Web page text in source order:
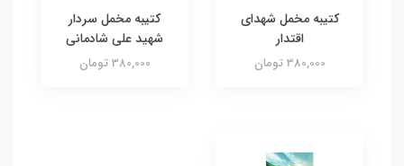
کتیبه مخمل شهدای
اقتدار
380,000 تومان
کتیبه مخمل سردار
شهید علی شادمانی
380,000 تومان